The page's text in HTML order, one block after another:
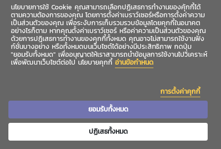
นโยบายการใช้ Cookie คุณสามารถเลือกปฏิเสธการทำงานของคุ้กกี้ได้
ตามความต้องการของคุณ โดยการตั้งค่าเบราว์เซอร์หรือการตั้งค่าความ
เป็นส่วนตัวของคุณ เพื่อระงับการเก็บรวมรวบข้อมูลโดยคุกกี้ในอนาคต
อย่างไรก็ตาม หากคุณตั้งค่าเบราว์เซอร์ หรือค่าความเป็นส่วนตัวของคุณ
ด้วยการปฎิเสธการทำงานของคุกกี้ทั้งหมด คุณอาจไม่สามารถใช้งานฟัง
ก์ชั่นบางอย่าง หรือทั้งหมดบนเว็บไซต์ได้อย่างมีประสิทธิภาพ กดปุ่ม
"ยอมรับทั้งหมด" เพื่ออนุญาตให้เราสามารถนำข้อมูลการใช้งานไปวิเคราะห์
เพื่อพัฒนาเว็บไซต์ต่อไป นโยบายคุกกี้อ่านข้อกำหนด
การตั้งค่าคุกกี้
ยอมรับทั้งหมด
ปฏิเสธทั้งหมด